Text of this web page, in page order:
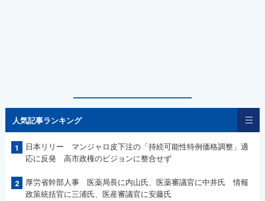
人気記事ランキング
1
日本リリー マンジャロ皮下注の「持続可能性特例価格調整」適
応に反発 高市政権のビジョンに整合せず
2
厚労省幹部人事 医薬局長に内山氏、医薬審議官に中井氏 情報
政策統括官に三浦氏、医産審議官に安藤氏